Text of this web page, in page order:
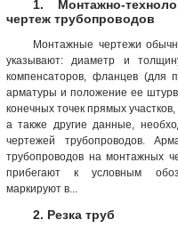
1. Монтажно-
чертеж трубопроводов
Монтажные чертежи
указывают: диаметр и
компенсаторов, фланцев (для
арматуры и положение ее
конечных точек прямых
а также другие данные,
чертежей трубопроводов.
трубопроводов на монтажных
прибегают к условным
маркируют в...
2. Резка труб